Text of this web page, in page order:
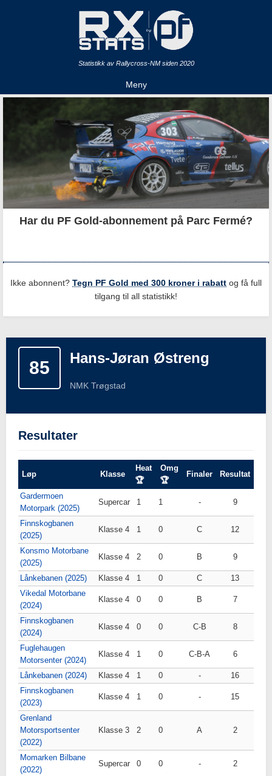
Statistikk av Rallycross-NM siden 2020
Meny
Har du PF Gold-abonnement på Parc Fermé?
Ikke abonnent? Tegn PF Gold med 300 kroner i rabatt og få full
tilgang til all statistikk!
85 Hans-Jøran Østreng
NMK Trøgstad
Resultater
Løp Klasse
Heat
🏆
Omg
🏆
Finaler Resultat
Gardermoen
Motorpark (2025)
Supercar 1 1 - 9
Finnskogbanen
(2025)
Klasse 4 1 0 C 12
Konsmo Motorbane
(2025)
Klasse 4 2 0 B 9
Lånkebanen (2025) Klasse 4 1 0 C
13
Vikedal Motorbane
(2024)
Klasse 4 0 0 B 7
Finnskogbanen
(2024)
Klasse 4 0 0 C-B 8
Fuglehaugen
Motorsenter (2024)
Klasse 4 1 0 C-B-A 6
Lånkebanen (2024) Klasse 4 1 0 -
16
Finnskogbanen
(2023)
Klasse 4 1 0 - 15
Grenland
Motorsportsenter
(2022)
Klasse 3 2 0 A 2
Momarken Bilbane
(2022)
Supercar 0 0 - 2